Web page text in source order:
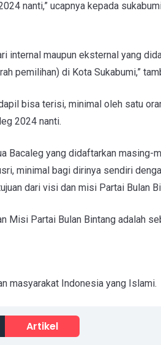
nanti,” ucapnya kepada
internal maupun eksternal yang
pemilihan) di Kota Sukabumi,”
bisa terisi, minimal oleh satu
2024 nanti.
Bacaleg yang didaftarkan masing-
minimal bagi dirinya sendiri
dari visi dan misi Partai Bulan
Misi Partai Bulan Bintang adalah
masyarakat Indonesia yang Islami.
Artikel